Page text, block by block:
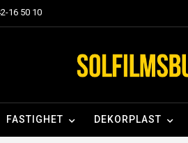
16 50 10
FASTIGHET DEKORPLAST